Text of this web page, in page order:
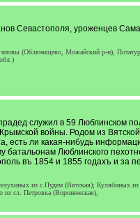
Севастополя, уроженцев
(Облянищево, Можайский р-н),
служил в 59 Люблинском
войны. Родом из
есть ли какая-нибудь
батальонам Люблинского
въ 1854 и 1855 годахъ и за
из с.Пудем (Вятская); Кулябиных
сл. Петровка (Воронежская),